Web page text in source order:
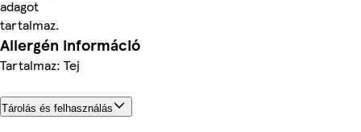
adagot
tartalmaz.
Allergén információ
Tartalmaz: Tej
Tárolás és felhasználás